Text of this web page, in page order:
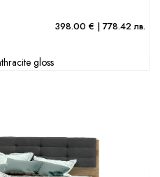
398.00 € | 778.42 лв.
gloss